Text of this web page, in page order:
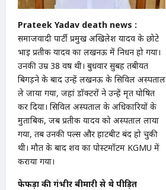
Prateek Yadav death news :
समाजवादी पार्टी प्रमुख अखिलेश यादव के छोटे
भाई प्रतीक यादव का लखनऊ में निधन हो गया।
उनकी उम्र 38 वर्ष थी। बुधवार सुबह तबीयत
बिगड़ने के बाद उन्हें लखनऊ के सिविल अस्पताल
ले जाया गया, जहां डॉक्टरों ने उन्हें मृत घोषित
कर दिया। सिविल अस्पताल के अधिकारियों के
मुताबिक, जब प्रतीक यादव को अस्पताल लाया
गया, तब उनकी पल्स और हार्टबीट बंद हो चुकी
थी। मौत के बाद शव का पोस्टमॉर्टम KGMU में
कराया गया।
फेफड़ों की गंभीर बीमारी से थे पीड़ित